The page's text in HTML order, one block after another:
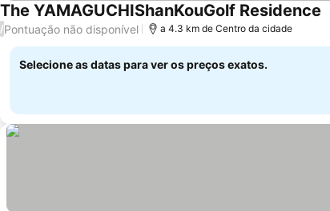
The YAMAGUCHIShanKouGolf Residence
/Pontuação não disponível a 4.3 km de Centro da cidade
Selecione as datas para ver os preços exatos.